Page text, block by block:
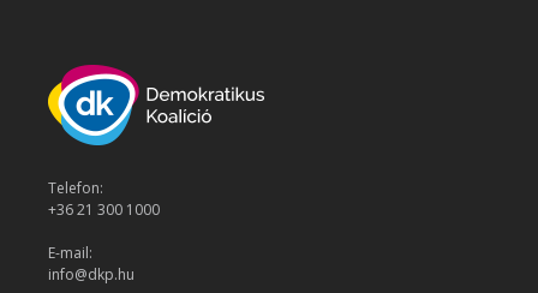
Telefon:
+36 21 300 1000
E-mail:
info@dkp.hu